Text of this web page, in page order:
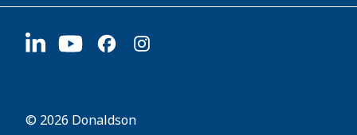
Поставщикам
Устойчивое развитие
1400 W 94th Street
© 2026 Donaldson